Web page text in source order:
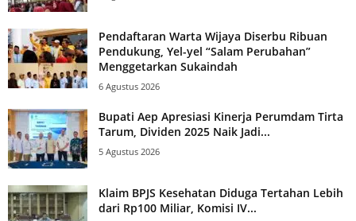
Pendaftaran Warta Wijaya Diserbu Ribuan
Pendukung, Yel-yel “Salam Perubahan”
Menggetarkan Sukaindah
6 Agustus 2026
Bupati Aep Apresiasi Kinerja Perumdam Tirta
Tarum, Dividen 2025 Naik Jadi...
5 Agustus 2026
Klaim BPJS Kesehatan Diduga Tertahan Lebih
dari Rp100 Miliar, Komisi IV...